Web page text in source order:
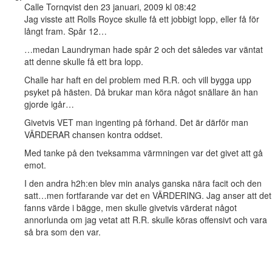
Calle Tornqvist den 23 januari, 2009 kl 08:42
Jag visste att Rolls Royce skulle få ett jobbigt lopp, eller få för
långt fram. Spår 12…
…medan Laundryman hade spår 2 och det således var väntat
att denne skulle få ett bra lopp.
Challe har haft en del problem med R.R. och vill bygga upp
psyket på hästen. Då brukar man köra något snällare än han
gjorde igår…
Givetvis VET man ingenting på förhand. Det är därför man
VÄRDERAR chansen kontra oddset.
Med tanke på den tveksamma värmningen var det givet att gå
emot.
I den andra h2h:en blev min analys ganska nära facit och den
satt…men fortfarande var det en VÄRDERING. Jag anser att det
fanns värde i bägge, men skulle givetvis värderat något
annorlunda om jag vetat att R.R. skulle köras offensivt och vara
så bra som den var.